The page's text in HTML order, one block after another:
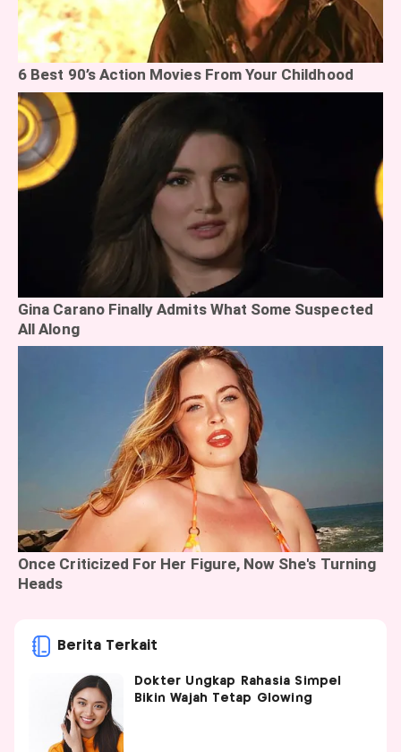
Berita Terkait
Dokter Ungkap Rahasia Simpel
Bikin Wajah Tetap Glowing